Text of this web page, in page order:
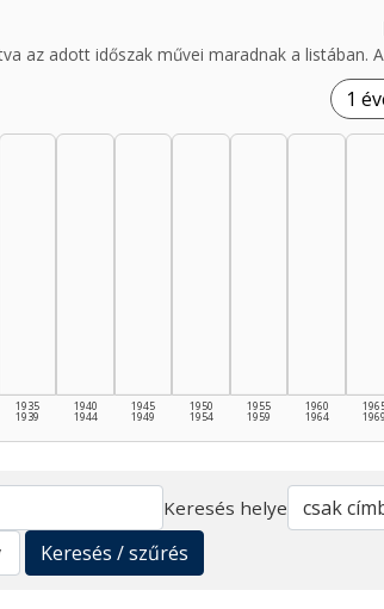
az adott időszak művei maradnak a
1
1935
1939
1940
1944
1945
1949
1950
1954
1955
1959
1960
1964 1969
Keresés helye
Keresés / szűrés